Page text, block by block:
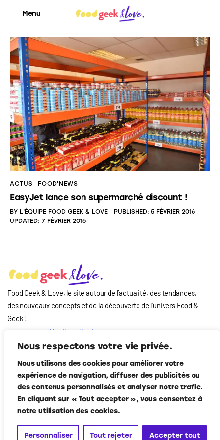
Nous respectons votre vie privée.
Nous utilisons des cookies pour améliorer votre
expérience de navigation, diffuser des publicités ou
des contenus personnalisés et analyser notre trafic.
En cliquant sur « Tout accepter », vous consentez à
notre utilisation des cookies.
Personnaliser Tout rejeter Accepter tout
Menu
Food’News
Food’Com
Food’Art
Food’Event
Food’Life
ACTUS FOOD'NEWS
EasyJet lance son supermarché discount !
BY L'ÉQUIPE FOOD GEEK & LOVE PUBLISHED: 5 FÉVRIER 2016
UPDATED: 7 FÉVRIER 2016
Food Geek & Love, le site autour de l’actualité, des tendances,
des nouveaux concepts et de la découverte de l’univers Food&
Geek !
Mentions légales
Qui-sommes nous
Contact
Suivez-nous